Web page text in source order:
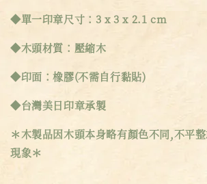
◆單一印章尺寸：3 x 3 x 2.1 cm
◆木頭材質：壓縮木
◆印面：橡膠(不需自行黏貼)
◆台灣美日印章承製
＊木製品因木頭本身略有顏色不同,不平
現象＊